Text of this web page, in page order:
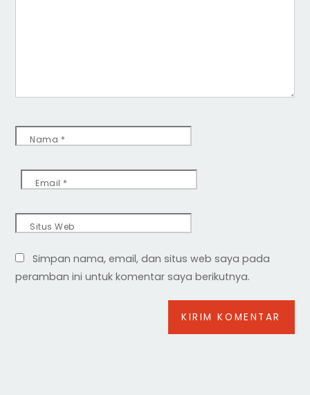
Nama *
Email *
Situs Web
Simpan nama, email, dan situs web saya pada
peramban ini untuk komentar saya berikutnya.